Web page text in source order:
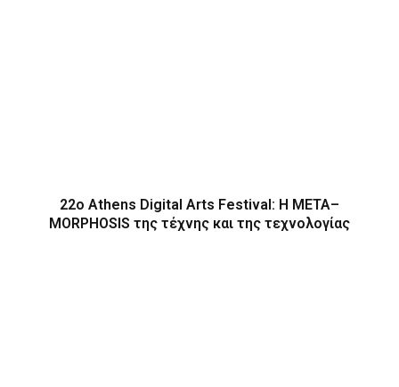
22ο Athens Digital Arts Festival: Η ΜΕΤΑ–
MORPHOSIS της τέχνης και της τεχνολογίας